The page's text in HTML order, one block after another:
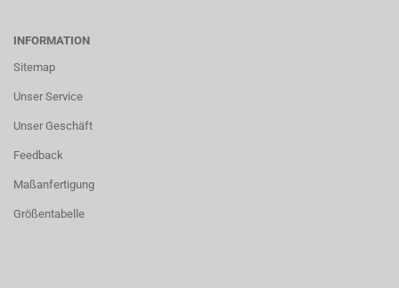
INFORMATION
Sitemap
Unser Service
Unser Geschäft
Feedback
Maßanfertigung
Größentabelle